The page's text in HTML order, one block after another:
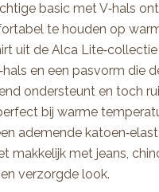
basic met V‑hals
te houden op
uit de Alca
en een pasvorm die
ondersteunt en toch
bij warme
ademende
makkelijk met jeans,
verzorgde look.